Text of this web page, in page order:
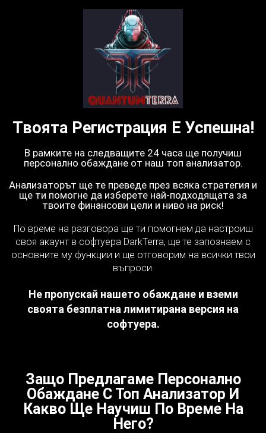
Твоята Регистрация Е Успешна!
В рамките на следващите 24 часа ще получиш
персонално обаждане от наш топ анализатор.
Анализаторът ще те преведе през всяка стратегия и
ще ти помогне да изберете най-подходящата за
твоите финансови цели и ниво на риск!
По време на разговора ще ти помогнем да настроиш
своя акаунт в софтуера DarkTerra, ще те запознаем с
основните му функции и ще отговорим на всички твои
въпроси.
Не пропускай нашето обаждане и вземи
своята безплатна лимитирана версия на
софтуера.
Защо Предлагаме Персонално
Обаждане С Топ Анализатор И
Какво Ще Научиш По Време На
Него?